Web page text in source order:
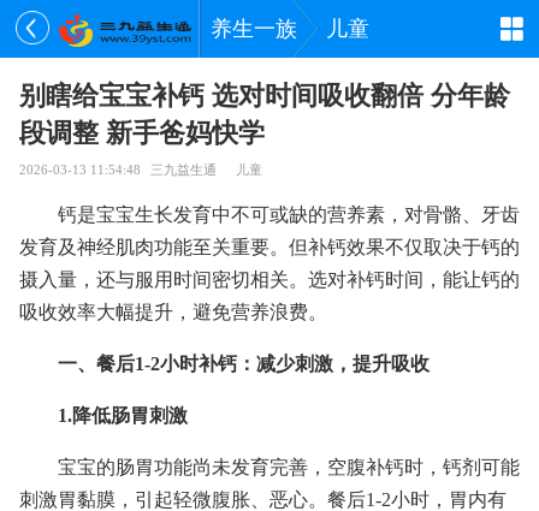
养生一族 儿童
别瞎给宝宝补钙 选对时间吸收翻倍 分年龄
段调整 新手爸妈快学
2026-03-13 11:54:48 三九益生通 儿童
钙是宝宝生长发育中不可或缺的营养素，对骨骼、牙齿
发育及神经肌肉功能至关重要。但补钙效果不仅取决于钙的
摄入量，还与服用时间密切相关。选对补钙时间，能让钙的
吸收效率大幅提升，避免营养浪费。
一、餐后1-2小时补钙：减少刺激，提升吸收
1.降低肠胃刺激
宝宝的肠胃功能尚未发育完善，空腹补钙时，钙剂可能
刺激胃黏膜，引起轻微腹胀、恶心。餐后1-2小时，胃内有